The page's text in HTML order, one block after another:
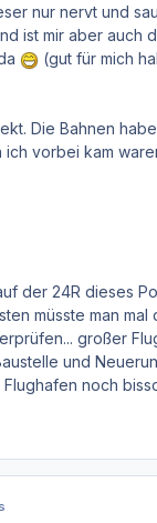
nur nervt und
ist mir aber auch
(gut für mich
Die Bahnen
ich vorbei kam
der 24R dieses
müsste man mal
großer
und
noch